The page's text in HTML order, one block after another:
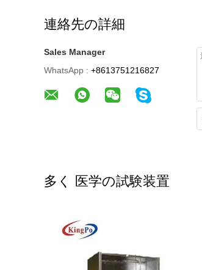
連絡先の詳細
Sales Manager
WhatsApp : +8613751216827
多く 医学の試験装置